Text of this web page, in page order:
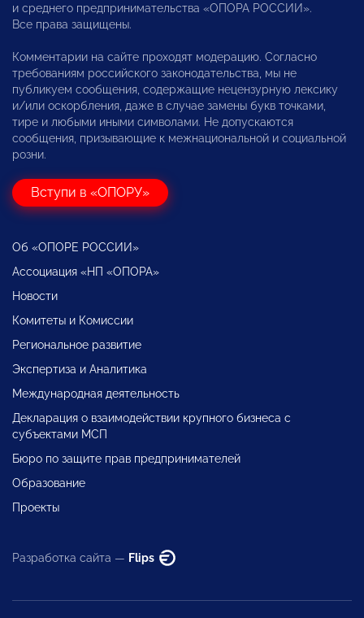
и среднего предпринимательства «ОПОРА РОССИИ».
Все права защищены.
Комментарии на сайте проходят модерацию. Согласно
требованиям российского законодательства, мы не
публикуем сообщения, содержащие нецензурную лексику
и/или оскорбления, даже в случае замены букв точками,
тире и любыми иными символами. Не допускаются
сообщения, призывающие к межнациональной и социальной
розни.
Вступи в «ОПОРУ»
Об «ОПОРЕ РОССИИ»
Ассоциация «НП «ОПОРА»
Новости
Комитеты и Комиссии
Региональное развитие
Экспертиза и Аналитика
Международная деятельность
Декларация о взаимодействии крупного бизнеса с
субъектами МСП
Бюро по защите прав предпринимателей
Образование
Проекты
Разработка сайта — Flips